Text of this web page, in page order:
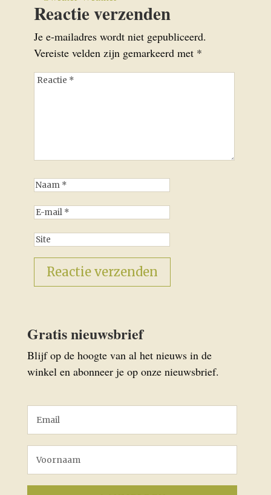
Reactie verzenden
Je e-mailadres wordt niet gepubliceerd.
Vereiste velden zijn gemarkeerd met *
Gratis nieuwsbrief
Blijf op de hoogte van al het nieuws in de
winkel en abonneer je op onze nieuwsbrief.